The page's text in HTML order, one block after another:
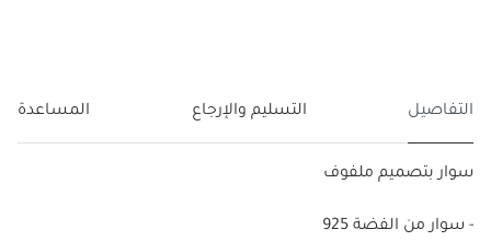
التفاصيل التسليم والإرجاع المساعدة
سوار بتصميم ملفوف
- سوار من الفضة 925